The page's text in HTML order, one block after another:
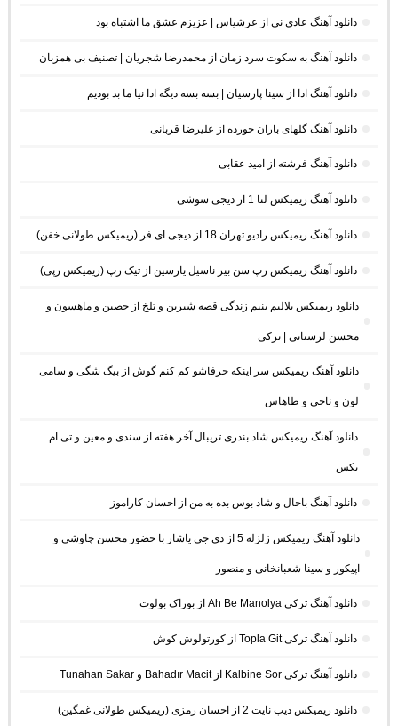
دانلود آهنگ عادی نی از عرشیاس | عزیزم عشق ما اشتباه بود
دانلود آهنگ به سکوت سرد زمان از محمدرضا شجریان | تصنیف بی همزبان
دانلود آهنگ ادا از سینا پارسیان | بسه بسه دیگه ادا نیا ما بد بودیم
دانلود آهنگ گلهای باران خورده از علیرضا قربانی
دانلود آهنگ فرشته از امید عقابی
دانلود آهنگ ریمیکس لنا 1 از دیجی سوشی
دانلود آهنگ ریمیکس رادیو تهران 18 از دیجی ای فر (ریمیکس طولانی خفن)
دانلود آهنگ ریمیکس رپ سن بیر ناسیل یارسین از تیک رپ (ریمیکس رپی)
دانلود ریمیکس بلالیم بنیم زندگی قصه شیرین و تلخ از حصین و ماهسون و
محسن لرستانی | ترکی
دانلود آهنگ ریمیکس سر اینکه حرفاشو کم کنم گوش از بیگ شگی و سامی
لون و ناجی و طاهاس
دانلود آهنگ ریمیکس شاد بندری تریبال آخر هفته از سندی و معین و تی ام
بکس
دانلود آهنگ باحال و شاد بوس بده به من از احسان کاراموز
دانلود آهنگ ریمیکس زلزله 5 از دی جی یاشار با حضور محسن چاوشی و
اپیکور و سینا شعبانخانی و منصور
دانلود آهنگ ترکی Ah Be Manolya از بوراک بولوت
دانلود آهنگ ترکی Topla Git از کورتولوش کوش
دانلود آهنگ ترکی Kalbine Sor از Bahadır Macit و Tunahan Sakar
دانلود ریمیکس دیپ نایت 2 از احسان رمزی (ریمیکس طولانی غمگین)